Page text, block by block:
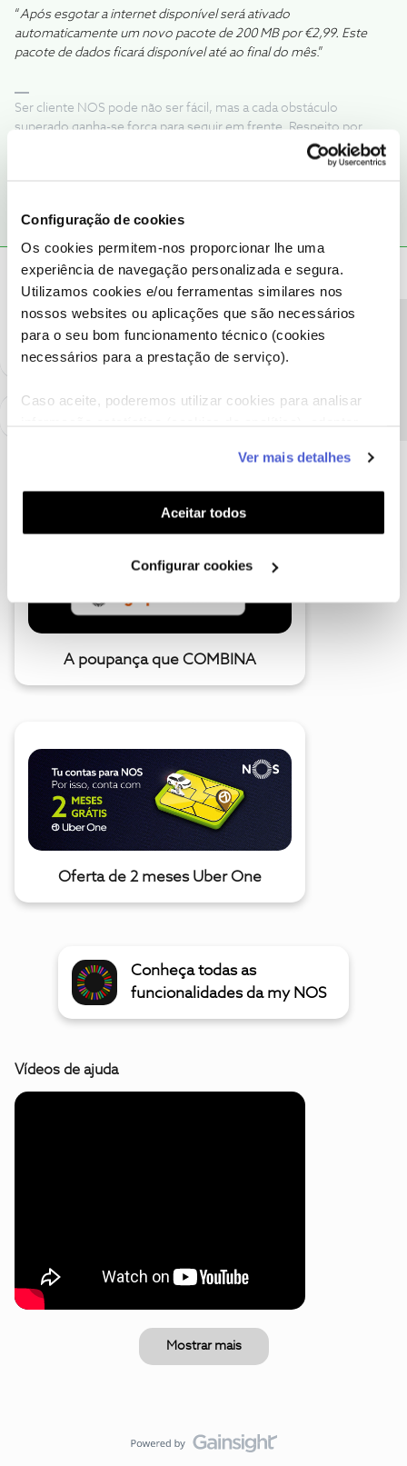
Configuração de cookies
Os cookies permitem-nos proporcionar lhe uma
experiência de navegação personalizada e segura.
Utilizamos cookies e/ou ferramentas similares nos
nossos websites ou aplicações que são necessários
para o seu bom funcionamento técnico (cookies
necessários para a prestação de serviço).
Caso aceite, poderemos utilizar cookies para analisar
funcionalidades (cookies de personalização e
funcionalidade) e adaptar anúncios aos seus interesses
(cookies de publicidade personalizada). Pode gerir a
utilização dos cookies clicando em "Configurar
Ver mais detalhes
Aceitar todos
Configurar cookies
“Após esgotar a internet disponível será ativado
automaticamente um novo pacote de 200 MB por €2,99. Este
pacote de dados ficará disponível até ao final do mês.”
Ser cliente NOS pode não ser fácil, mas a cada obstáculo
superado ganha-se força para seguir em frente. Respeito por
quem se propõem ajudar sem nada em troca... nem mesmo um
Oscar7 Forum|Forum|6 years ago
A poupança que COMBINA
Oferta de 2 meses Uber One
Conheça todas as
funcionalidades da my NOS
Vídeos de ajuda
Mostrar mais